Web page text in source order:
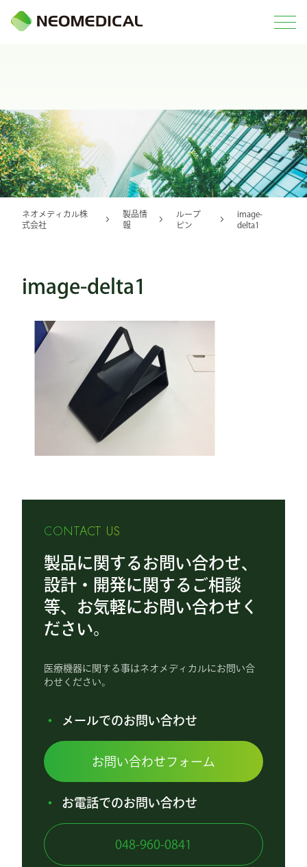
ネオメディカル株
式会社
製品情
報
ループ
ピン
image-
delta1
image-delta1
CONTACT US
製品に関するお問い合わせ、
設計・開発に関するご相談
等、お気軽にお問い合わせく
ださい。
医療機器に関する事はネオメディカルにお問い合
わせください。
メールでのお問い合わせ
お問い合わせフォーム
お電話でのお問い合わせ
048-960-0841